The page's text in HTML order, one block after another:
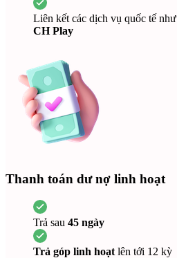
Liên kết các dịch vụ quốc tế như
CH Play
Thanh toán dư nợ linh hoạt
Trả sau 45 ngày
Trả góp linh hoạt lên tới 12 kỳ